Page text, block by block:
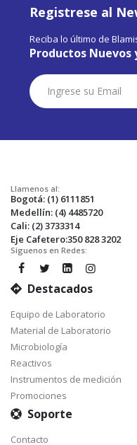
Registrese al
Reciba lo último de
Productos Nuevos
Suscríbase
a
Nuestro
Llamenos al:
Bogotá: (1) 6111851
Medellín: (4) 4485720
Cali: (2) 3733314
Eje Cafetero:350 828 3202
Síguenos en Redes:
Destacados
Equipo de Laboratorio
Material de Laboratorio
Microbiología
Reactivos
Instrumentos de medición
Promociones
Soporte
Contacto